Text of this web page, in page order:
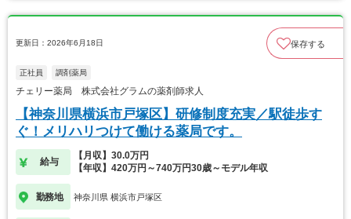
更新日：2026年6月18日 保存する
正社員 調剤薬局
チェリー薬局 株式会社グラムの薬剤師求人
【神奈川県横浜市戸塚区】研修制度充実／駅徒歩す
ぐ！メリハリつけて働ける薬局です。
給与
【月収】30.0万円
【年収】420万円～740万円30歳～モデル年収
勤務地 神奈川県 横浜市戸塚区